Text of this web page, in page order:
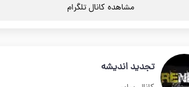
مشاهده کانال تلگرام
تجدید اندیشه